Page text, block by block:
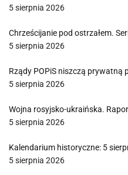
5 sierpnia 2026
Chrześcijanie pod ostrzałem.
5 sierpnia 2026
Rządy POPiS niszczą prywatną
5 sierpnia 2026
Wojna rosyjsko-ukraińska.
5 sierpnia 2026
Kalendarium historyczne: 5
5 sierpnia 2026